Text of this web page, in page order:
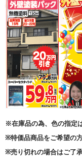
※在庫品の為、色の指定
※特価品商品をご希望の
※売り切れの場合はご了